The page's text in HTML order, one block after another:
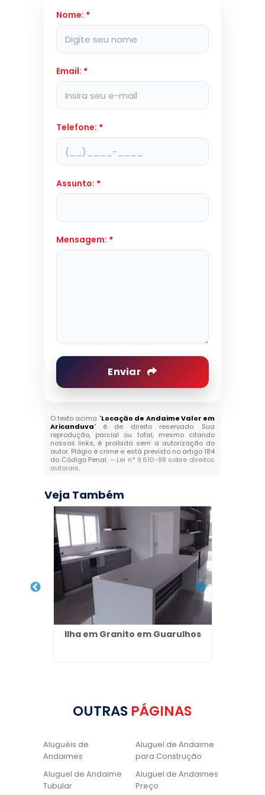
Nome: *
Email: *
Telefone: *
Assunto: *
Mensagem: *
Enviar
O texto acima "Locação de Andaime Valor em
Aricanduva" é de direito reservado. Sua
reprodução, parcial ou total, mesmo citando
nossos links, é proibida sem a autorização do
autor. Plágio é crime e está previsto no artigo 184
do Código Penal. – Lei n° 9.610-98 sobre direitos
autorais.
Veja Também
Ilha em Granito em Guarulhos
OUTRAS PÁGINAS
Aluguéis de
Andaimes
Aluguel de Andaime
para Construção
Aluguel de Andaime
Tubular
Aluguel de Andaimes
Preço